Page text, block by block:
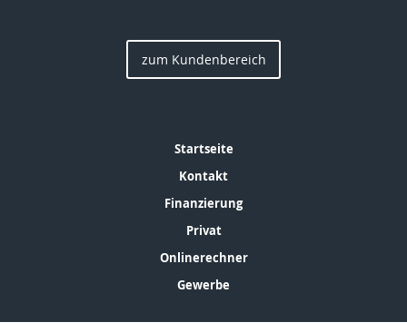
zum Kundenbereich
Startseite
Kontakt
Finanzierung
Privat
Onlinerechner
Gewerbe